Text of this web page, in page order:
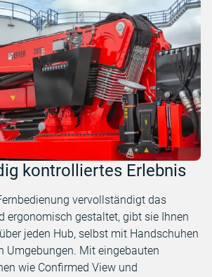
kontrolliertes Erlebnis
vervollständigt das
ergonomisch gestaltet, gibt sie Ihnen
jeden Hub, selbst mit Handschuhen
Umgebungen. Mit eingebauten
wie Confirmed View und